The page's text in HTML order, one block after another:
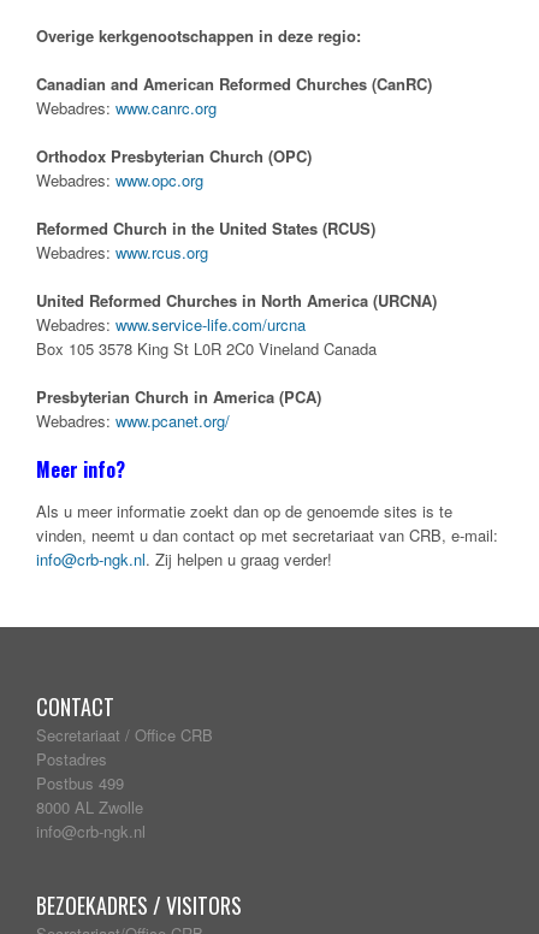
Overige kerkgenootschappen in deze regio:
Canadian and American Reformed Churches (CanRC)
Webadres: www.canrc.org
Orthodox Presbyterian Church (OPC)
Webadres: www.opc.org
Reformed Church in the United States (RCUS)
Webadres: www.rcus.org
United Reformed Churches in North America (URCNA)
Webadres: www.service-life.com/urcna
Box 105 3578 King St L0R 2C0 Vineland Canada
Presbyterian Church in America (PCA)
Webadres: www.pcanet.org/
Meer info?
Als u meer informatie zoekt dan op de genoemde sites is te
vinden, neemt u dan contact op met secretariaat van CRB, e-mail:
info@crb-ngk.nl. Zij helpen u graag verder!
CONTACT
Secretariaat / Office CRB
Postadres
Postbus 499
8000 AL Zwolle
info@crb-ngk.nl
BEZOEKADRES / VISITORS